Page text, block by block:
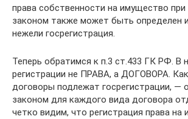
права собственности на имущество
законом также может быть определен
нежели госрегистрация.
Теперь обратимся к п.3 ст.433 ГК РФ. В
регистрации не ПРАВА, а ДОГОВОРА.
договоры подлежат госрегистрации, —
законом для каждого вида договора
четко видим, что регистрация права на